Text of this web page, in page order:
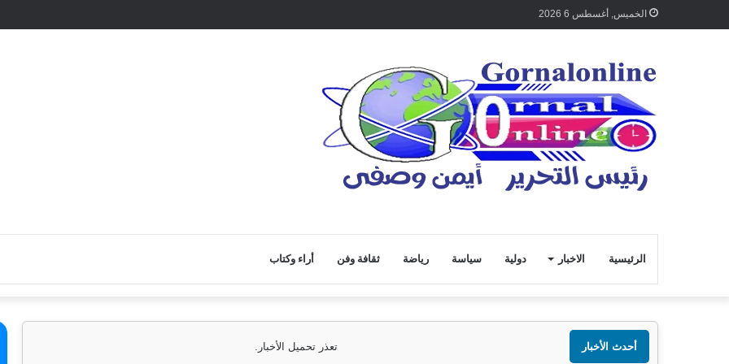
الخميس, أغسطس 6 2026
الرئيسية الاخبار دولية سياسة رياضة ثقافة وفن أراء وكتاب
أحدث الأخبار تعذر تحميل الأخبار.